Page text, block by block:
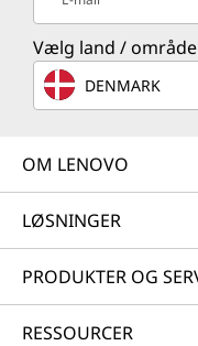
Vælg land / område
DENMARK
OM LENOVO
LØSNINGER
PRODUKTER OG
RESSOURCER